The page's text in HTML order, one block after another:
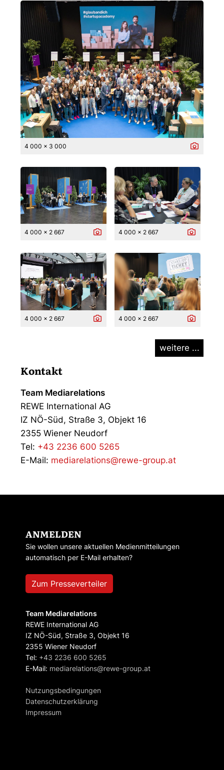
4 000 x 3 000
4 000 x 2 667 4 000 x 2 667
4 000 x 2 667 4 000 x 2 667
weitere ...
Kontakt
Team Mediarelations
REWE International AG
IZ NÖ-Süd, Straße 3, Objekt 16
2355 Wiener Neudorf
Tel: +43 2236 600 5265
E-Mail: mediarelations@rewe-group.at
ANMELDEN
Sie wollen unsere aktuellen Medienmitteilungen
automatisch per E-Mail erhalten?
Zum Presseverteiler
Team Mediarelations
REWE International AG
IZ NÖ-Süd, Straße 3, Objekt 16
2355 Wiener Neudorf
Tel: +43 2236 600 5265
E-Mail: mediarelations@rewe-group.at
Nutzungsbedingungen
Datenschutzerklärung
Impressum